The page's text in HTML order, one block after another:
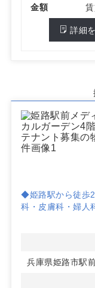
金額
詳細
◆姫路駅から徒歩
科・皮膚科・婦人
の利便性も高い環
兵庫県姫路市駅